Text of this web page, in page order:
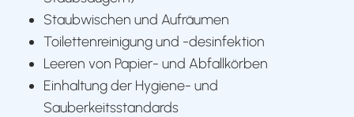
Staubwischen und Aufräumen
Toilettenreinigung und -desinfektion
Leeren von Papier- und Abfallkörben
Einhaltung der Hygiene- und
Sauberkeitsstandards